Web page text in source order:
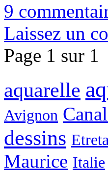
9
Laissez un
Page 1 sur 1
aquarelle
Avignon
dessins
Maurice Italie